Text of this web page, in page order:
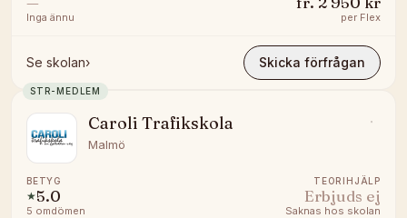
Inga ännu per Flex
Se skolan› Skicka förfrågan
STR-MEDLEM
Caroli Trafikskola
Malmö
BETYG
★5.0
5 omdömen
TEORIHJÄLP
Erbjuds ej
Saknas hos skolan